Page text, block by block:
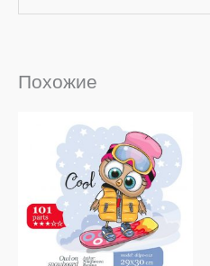
v
e
Похожие